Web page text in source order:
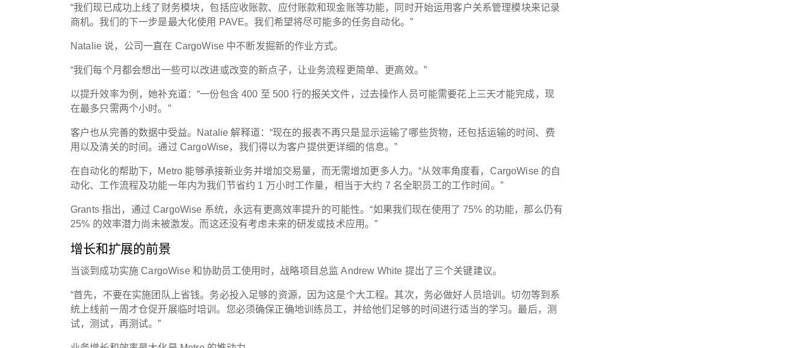
“我们现已成功上线了财务模块，包括应收账款、应付账款和现金账等功能，同时开始运用客户关系管理模块来记录
商机。我们的下一步是最大化使用 PAVE。我们希望将尽可能多的任务自动化。”
Natalie 说，公司一直在 CargoWise 中不断发掘新的作业方式。
“我们每个月都会想出一些可以改进或改变的新点子，让业务流程更简单、更高效。”
以提升效率为例，她补充道：“一份包含 400 至 500 行的报关文件，过去操作人员可能需要花上三天才能完成，现
在最多只需两个小时。”
客户也从完善的数据中受益。Natalie 解释道：“现在的报表不再只是显示运输了哪些货物，还包括运输的时间、费
用以及清关的时间。通过 CargoWise，我们得以为客户提供更详细的信息。”
在自动化的帮助下，Metro 能够承接新业务并增加交易量，而无需增加更多人力。“从效率角度看，CargoWise 的自
动化、工作流程及功能一年内为我们节省约 1 万小时工作量，相当于大约 7 名全职员工的工作时间。”
Grants 指出，通过 CargoWise 系统，永远有更高效率提升的可能性。“如果我们现在使用了 75% 的功能，那么仍有
25% 的效率潜力尚未被激发。而这还没有考虑未来的研发或技术应用。”
增长和扩展的前景
当谈到成功实施 CargoWise 和协助员工使用时，战略项目总监 Andrew White 提出了三个关键建议。
“首先，不要在实施团队上省钱。务必投入足够的资源，因为这是个大工程。其次，务必做好人员培训。切勿等到系
统上线前一周才仓促开展临时培训。您必须确保正确地训练员工，并给他们足够的时间进行适当的学习。最后，测
试，测试，再测试。”